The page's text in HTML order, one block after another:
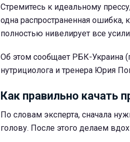
Стремитесь к идеальному
одна распространенная
полностью нивелирует все
Об этом сообщает РБК-Украина
нутрициолога и тренера Юрия
Как правильно качать
По словам эксперта, сначала
голову. После этого делаем